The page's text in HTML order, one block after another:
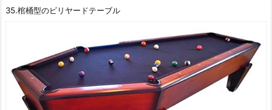
35.棺桶型のビリヤードテーブル